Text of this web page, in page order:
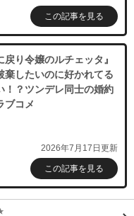
この記事を見る
戻り令嬢のルチェッタ』
棄したいのに好かれてる
！？ツンデレ同士の婚約
ブコメ
2026年7月17日更新
この記事を見る